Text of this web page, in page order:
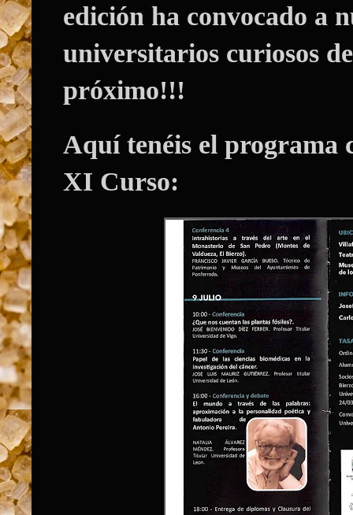
edición ha convocado a
universitarios curiosos
próximo!!!
Aquí tenéis el programa
XI Curso: